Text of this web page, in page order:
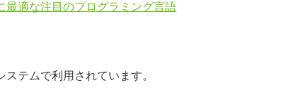
最適な注目のプログラミング言語
テムで利用されています。